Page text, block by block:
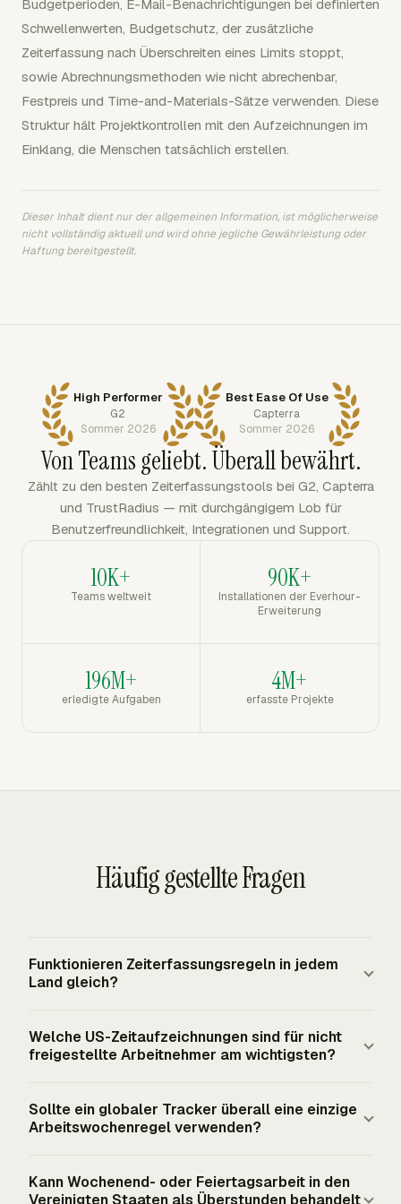
Budgetperioden, E-Mail-Benachrichtigungen bei definierten
Schwellenwerten, Budgetschutz, der zusätzliche
Zeiterfassung nach Überschreiten eines Limits stoppt,
sowie Abrechnungsmethoden wie nicht abrechenbar,
Festpreis und Time-and-Materials-Sätze verwenden. Diese
Struktur hält Projektkontrollen mit den Aufzeichnungen im
Einklang, die Menschen tatsächlich erstellen.
Dieser Inhalt dient nur der allgemeinen Information, ist möglicherweise
nicht vollständig aktuell und wird ohne jegliche Gewährleistung oder
Haftung bereitgestellt.
High Performer
G2
Sommer 2026
Best Ease Of Use
Capterra
Sommer 2026
Von Teams geliebt. Überall bewährt.
Zählt zu den besten Zeiterfassungstools bei G2, Capterra
und TrustRadius — mit durchgängigem Lob für
Benutzerfreundlichkeit, Integrationen und Support.
10K+
Teams weltweit
90K+
Installationen der Everhour-
Erweiterung
196M+
erledigte Aufgaben
4M+
erfasste Projekte
Häufig gestellte Fragen
Funktionieren Zeiterfassungsregeln in jedem
Land gleich?
eine Konfiguration auf Länderebene, weil Regeln zu
Arbeitszeit, Überstunden, Datenschutz, Aufbewahrung
variieren. Die bundesweite US-Grundlage verlangt
genaue Aufzeichnungen für erfasste nicht freigestellte
und insgesamt geleisteter Stunden in jeder
Welche US-Zeitaufzeichnungen sind für nicht
freigestellte Arbeitnehmer am wichtigsten?
Überstundenbestimmungen des FLSA fallen, müssen
Arbeitgeberaufzeichnungen die an jedem Arbeitstag
Arbeitswoche geleisteten Stunden ausweisen. Erfasste
Sollte ein globaler Tracker überall eine einzige
Arbeitswochenregel verwenden?
unterschiedliche Rechtsordnungen unterschiedliche
Kann Wochenend- oder Feiertagsarbeit in den
Vereinigten Staaten als Überstunden behandelt